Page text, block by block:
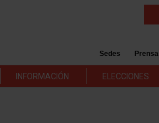
Sedes Prensa
INFORMACIÓN ELECCIONES